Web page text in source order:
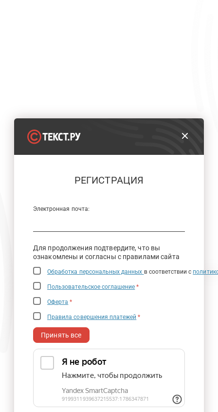
РЕГИСТРАЦИЯ
Электронная почта:
Для продолжения подтвердите, что вы
ознакомлены и согласны с правилами сайта
Обработка персональных данных в соответствии с
Пользовательское соглашение *
Оферта *
Правила совершения платежей *
Принять все